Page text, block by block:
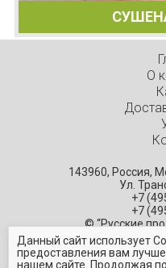
О
143960, Россия,
Ул.
+7
+7
© “Русские
— поставщик
Данный сайт использует
предоставления вам
нашем сайте. Продолжая